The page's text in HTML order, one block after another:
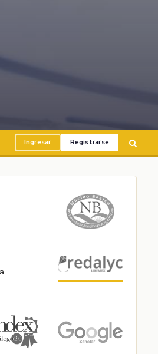
Ingresar Registrarse